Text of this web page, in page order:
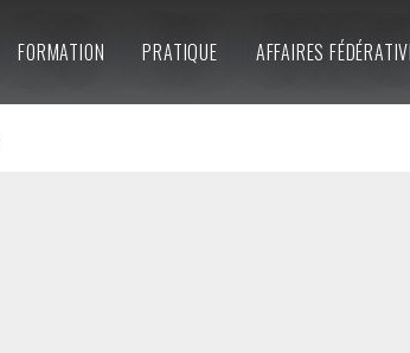
FORMATION PRATIQUE AFFAIRES